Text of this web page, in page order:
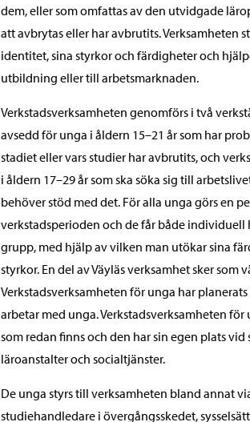
dem, eller som omfattas av den utvidgade
att avbrytas eller har avbrutits. Verksamheten
identitet, sina styrkor och färdigheter och
utbildning eller till arbetsmarknaden.
Verkstadsverksamheten genomförs i två
avsedd för unga i åldern 15–21 år som har
stadiet eller vars studier har avbrutits, och
i åldern 17–29 år som ska söka sig till
behöver stöd med det. För alla unga görs en
verkstadsperioden och de får både
grupp, med hjälp av vilken man utökar sina
styrkor. En del av Väyläs verksamhet sker som
Verkstadsverksamheten för unga har
arbetar med unga. Verkstadsverksamheten
som redan finns och den har sin egen plats
läroanstalter och socialtjänster.
De unga styrs till verksamheten bland annat
studiehandledare i övergångsskedet,